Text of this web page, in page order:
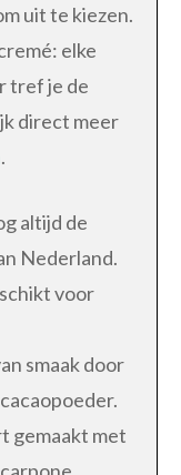
uit te kiezen.
elke
tref je de
direct meer
.
altijd de
Nederland.
voor
smaak door
gemaakt met